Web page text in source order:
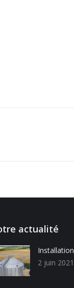
actualité
2 juin 2021